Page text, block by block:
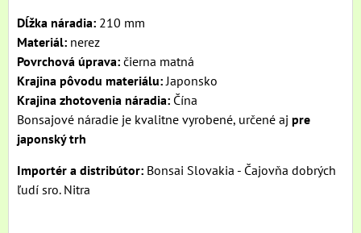
Dĺžka náradia: 210 mm
Materiál: nerez
Povrchová úprava: čierna matná
Krajina pôvodu materiálu: Japonsko
Krajina zhotovenia náradia: Čína
Bonsajové náradie je kvalitne vyrobené, určené aj pre
japonský trh
Importér a distribútor: Bonsai Slovakia - Čajovňa dobrých
ľudí sro. Nitra